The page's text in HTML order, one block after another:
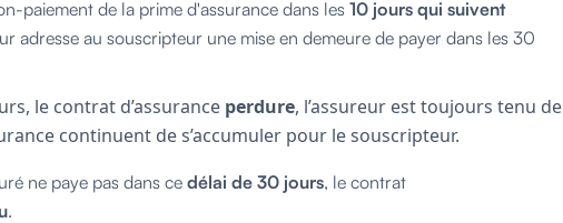
paiement de la prime d'assurance dans les 10 jours qui suivent
adresse au souscripteur une mise en demeure de payer dans les 30
le contrat d’assurance perdure, l’assureur est toujours tenu de
continuent de s’accumuler pour le souscripteur.
ne paye pas dans ce délai de 30 jours, le contrat
.